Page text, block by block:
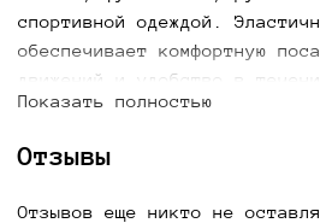
спортивной одеждой.
обеспечивает комфортную
движений и удобство в
Купить женские белые
актуальных летних образов с
Показать полностью
Отзывы
Отзывов еще никто не